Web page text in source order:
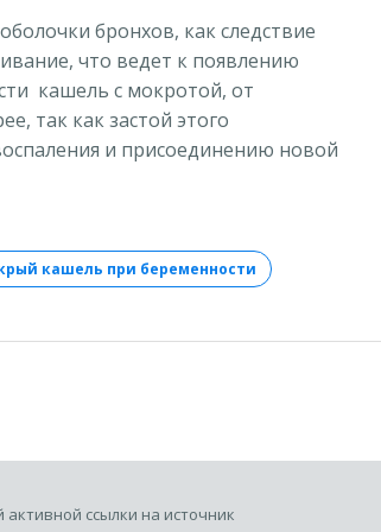
бронхов, как следствие
что ведет к появлению
кашель с мокротой, от
так как застой этого
и присоединению новой
кашель при беременности
ссылки на источник